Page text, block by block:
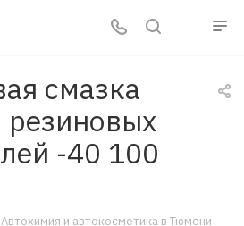
смазка
резиновых
-40 100
Автохимия и автокосметика в Тюмени